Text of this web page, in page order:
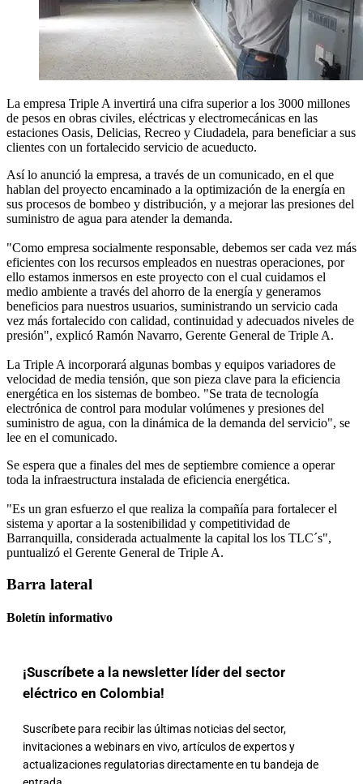
La empresa Triple A invertirá una cifra superior a los 3000 millones
de pesos en obras civiles, eléctricas y electromecánicas en las
estaciones Oasis, Delicias, Recreo y Ciudadela, para beneficiar a sus
clientes con un fortalecido servicio de acueducto.
Así lo anunció la empresa, a través de un comunicado, en el que
hablan del proyecto encaminado a la optimización de la energía en
sus procesos de bombeo y distribución, y a mejorar las presiones del
suministro de agua para atender la demanda.
"Como empresa socialmente responsable, debemos ser cada vez más
eficientes con los recursos empleados en nuestras operaciones, por
ello estamos inmersos en este proyecto con el cual cuidamos el
medio ambiente a través del ahorro de la energía y generamos
beneficios para nuestros usuarios, suministrando un servicio cada
vez más fortalecido con calidad, continuidad y adecuados niveles de
presión", explicó Ramón Navarro, Gerente General de Triple A.
La Triple A incorporará algunas bombas y equipos variadores de
velocidad de media tensión, que son pieza clave para la eficiencia
energética en los sistemas de bombeo. "Se trata de tecnología
electrónica de control para modular volúmenes y presiones del
suministro de agua, con la dinámica de la demanda del servicio", se
lee en el comunicado.
Se espera que a finales del mes de septiembre comience a operar
toda la infraestructura instalada de eficiencia energética.
"Es un gran esfuerzo el que realiza la compañía para fortalecer el
sistema y aportar a la sostenibilidad y competitividad de
Barranquilla, considerada actualmente la capital los los TLC´s",
puntualizó el Gerente General de Triple A.
Barra lateral
Boletín informativo
¡Suscríbete a la newsletter líder del sector
eléctrico en Colombia!
Suscríbete para recibir las últimas noticias del sector,
invitaciones a webinars en vivo, artículos de expertos y
actualizaciones regulatorias directamente en tu bandeja de